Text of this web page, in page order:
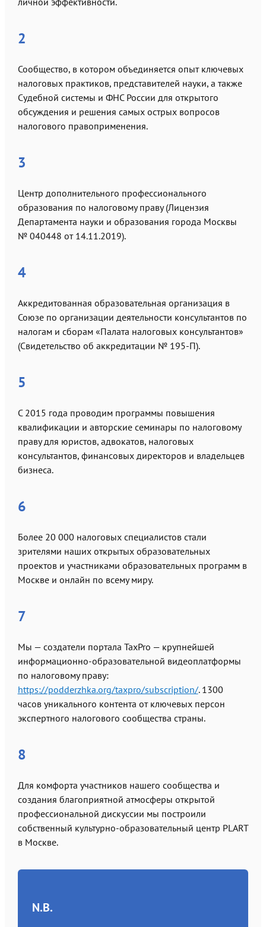
2
Сообщество, в котором объединяется опыт ключевых
налоговых практиков, представителей науки, а также
Судебной системы и ФНС России для открытого
обсуждения и решения самых острых вопросов
налогового правоприменения.
3
Центр дополнительного профессионального
образования по налоговому праву (Лицензия
Департамента науки и образования города Москвы
№ 040448 от 14.11.2019).
4
Аккредитованная образовательная организация в
Союзе по организации деятельности консультантов по
налогам и сборам «Палата налоговых консультантов»
(Свидетельство об аккредитации № 195-П).
5
С 2015 года проводим программы повышения
квалификации и авторские семинары по налоговому
праву для юристов, адвокатов, налоговых
консультантов, финансовых директоров и владельцев
бизнеса.
6
Более 20 000 налоговых специалистов стали
зрителями наших открытых образовательных
проектов и участниками образовательных программ в
Москве и онлайн по всему миру.
7
Мы — создатели портала TaxPro — крупнейшей
информационно-образовательной видеоплатформы
по налоговому праву:
https://podderzhka.org/taxpro/subscription/. 1300
часов уникального контента от ключевых персон
экспертного налогового сообщества страны.
8
Для комфорта участников нашего сообщества и
создания благоприятной атмосферы открытой
профессиональной дискуссии мы построили
собственный культурно-образовательный центр PLART
в Москве.
N.B.